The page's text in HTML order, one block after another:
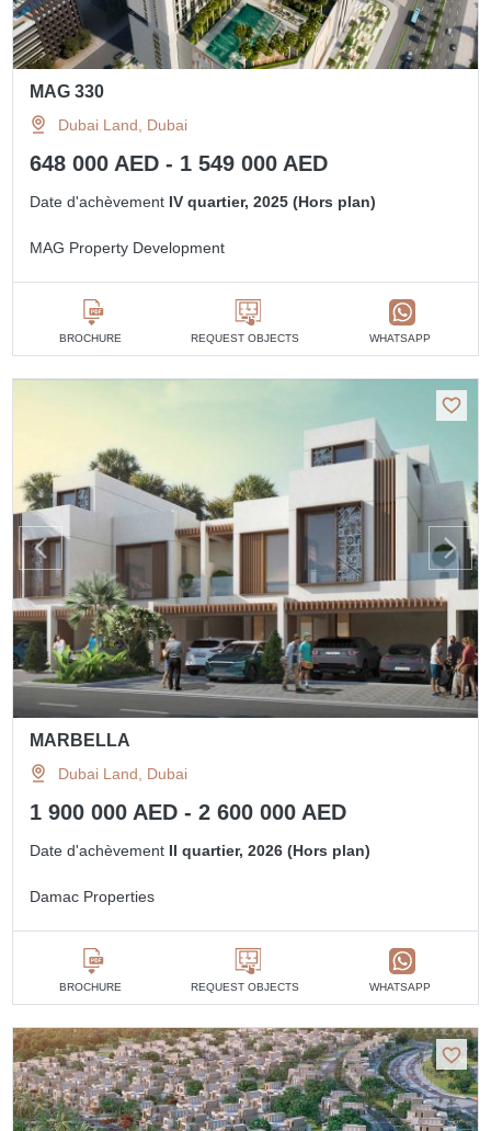
MAG 330
Dubai Land, Dubai
648 000 AED - 1 549 000 AED
Date d'achèvement IV quartier, 2025 (Hors plan)
MAG Property Development
BROCHURE REQUEST OBJECTS WHATSAPP
MARBELLA
Dubai Land, Dubai
1 900 000 AED - 2 600 000 AED
Date d'achèvement II quartier, 2026 (Hors plan)
Damac Properties
BROCHURE REQUEST OBJECTS WHATSAPP